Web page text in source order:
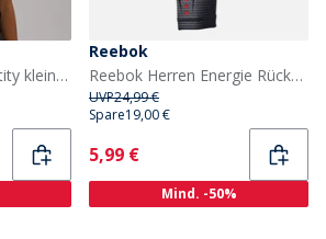
Reebok Damen Identity kleines Logo T Shirt Schwarz
Reebok
Reebok Herren Energie Rückkehr System Leistung Hülse Schwarz/Grau
UVP24,99 €
Spare19,00 €
Current
5,99 €
Mind. -50%